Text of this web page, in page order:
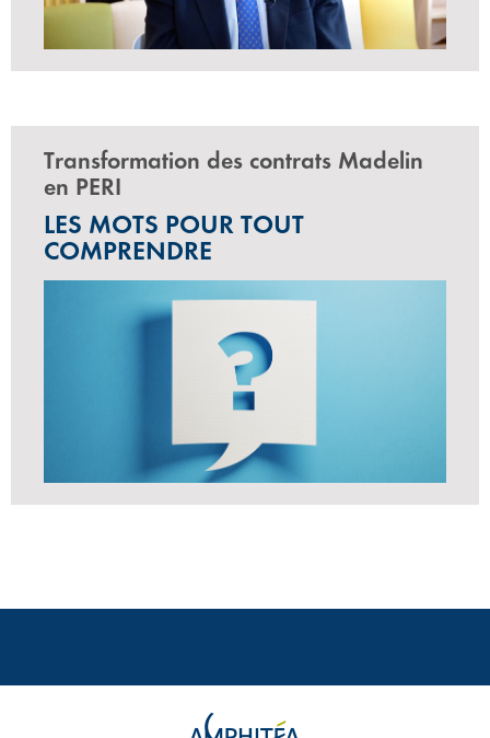
Transformation des contrats Madelin
en PERI
LES MOTS POUR TOUT
COMPRENDRE